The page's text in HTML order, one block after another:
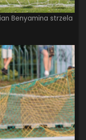
Benyamina strzela